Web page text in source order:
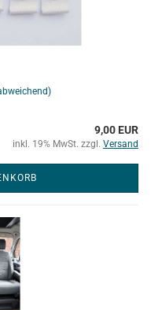
9,00 EUR
inkl. 19% MwSt. zzgl. Versand